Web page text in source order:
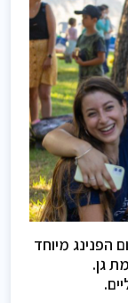
הפנינג מיוחד
גן.